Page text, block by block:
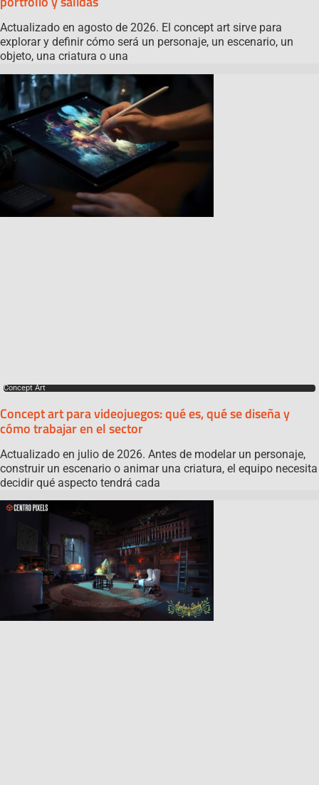
Actualizado en agosto de 2026. El concept art sirve para
explorar y definir cómo será un personaje, un escenario, un
objeto, una criatura o una
Concept Art
Concept art para videojuegos: qué es, qué se diseña y
cómo trabajar en el sector
Actualizado en julio de 2026. Antes de modelar un personaje,
construir un escenario o animar una criatura, el equipo necesita
decidir qué aspecto tendrá cada